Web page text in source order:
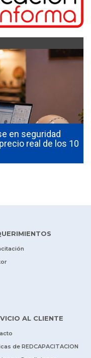
en seguridad
real de los 10
AL CLIENTE
de REDCAPACITACION